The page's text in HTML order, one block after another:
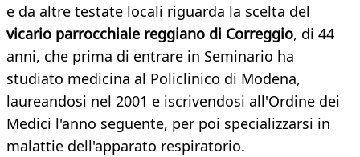
e da altre testate locali riguarda la scelta del
vicario parrocchiale reggiano di Correggio, di 44
anni, che prima di entrare in Seminario ha
studiato medicina al Policlinico di Modena,
laureandosi nel 2001 e iscrivendosi all'Ordine dei
Medici l'anno seguente, per poi specializzarsi in
malattie dell'apparato respiratorio.